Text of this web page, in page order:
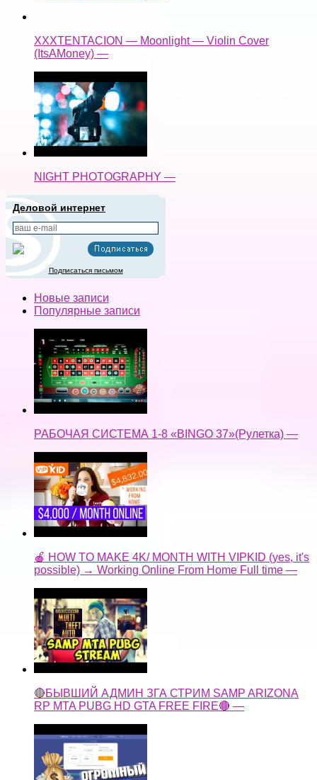
XXXTENTACION — Moonlight — Violin Cover
(ItsAMoney) —
NIGHT PHOTOGRAPHY —
Деловой интернет
Подписаться письмом
Новые записи
Популярные записи
РАБОЧАЯ СИСТЕМА 1-8 «BINGO 37»(Рулетка) —
🍎 HOW TO MAKE 4K/ MONTH WITH VIPKID (yes, it's
possible) → Working Online From Home Full time —
🔴БЫВШИЙ АДМИН ЗГА СТРИМ SAMP ARIZONA
RP MTA PUBG HD GTA FREE FIRE🔴 —